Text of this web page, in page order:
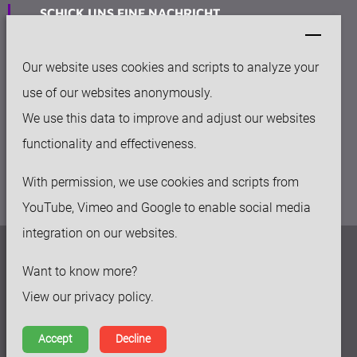
Our website uses cookies and scripts to analyze your
use of our websites anonymously.
We use this data to improve and adjust our websites
functionality and effectiveness.
With permission, we use cookies and scripts from
YouTube, Vimeo and Google to enable social media
integration on our websites.
Want to know more?
View our privacy policy.
Accept Decline
SCHICK UNS EINE NACHRICHT
BÜRO
Rijksweg Noord 281
Allgemeine Geschäftsbedingungen